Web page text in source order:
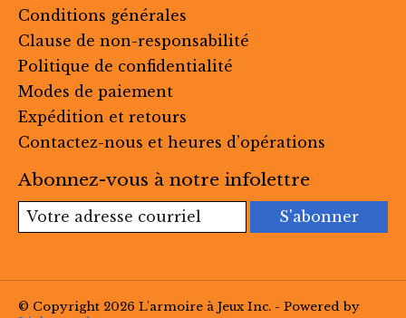
Conditions générales
Clause de non-responsabilité
Politique de confidentialité
Modes de paiement
Expédition et retours
Contactez-nous et heures d’opérations
Abonnez-vous à notre infolettre
S'abonner
© Copyright 2026 L'armoire à Jeux Inc. - Powered by